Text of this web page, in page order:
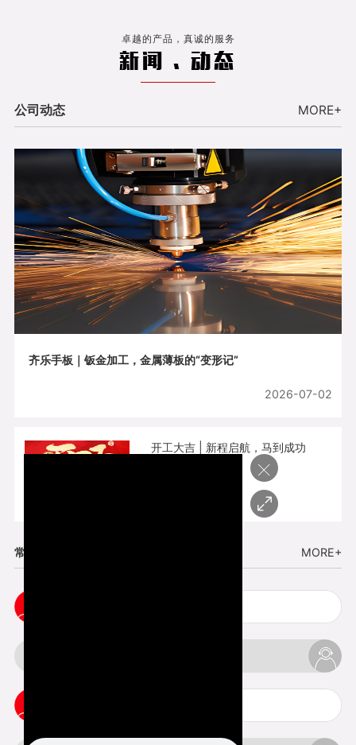
卓越的产品，真诚的服务
新闻 . 动态
公司动态 MORE+
齐乐手板｜钣金加工，金属薄板的“变形记”
2026-07-02
开工大吉 | 新程启航，马到成功
常见问题 MORE+
×